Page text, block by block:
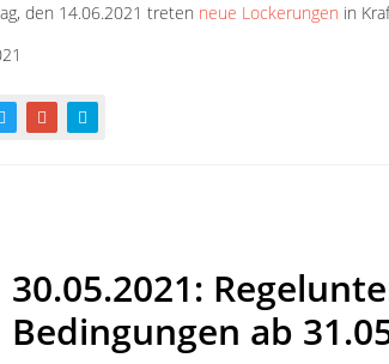
den 14.06.2021 treten neue Lockerungen in
30.05.2021:
Bedingungen ab